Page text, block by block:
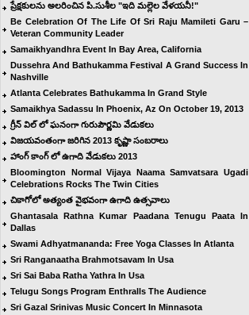
ప్రేక్షకులను అలరించిన పి.సుశీల "ఇది మల్లెల వేళయనీ!"
Be Celebration Of The Life Of Sri Raju Mamileti Garu –
Veteran Community Leader
Samaikhyandhra Event In Bay Area, California
Dussehra And Bathukamma Festival A Grand Success In
Nashville
Atlanta Celebrates Bathukamma In Grand Style
Samaikhya Sadassu In Phoenix, Az On October 19, 2013
గ్రీన్ విల్ లో ఘనంగా గురుపౌర్ణమి వేడుకలు
విజయవంతంగా జరిగిన 2013 కృష్ణా సంబరాలు
హాంగ్ కాంగ్ లో ఉగాది వేడుకలు 2013
Bloomington Normal Vijaya Naama Samvatsara Ugadi
Celebrations Rocks The Twin Cities
చికాగోలో అత్యంత వైభవంగా ఉగాది ఉత్సవాలు
Ghantasala Rathna Kumar Paadana Tenugu Paata In
Dallas
Swami Adhyatmananda: Free Yoga Classes In Atlanta
Sri Ranganaatha Brahmotsavam In Usa
Sri Sai Baba Ratha Yathra In Usa
Telugu Songs Program Enthralls The Audience
Sri Gazal Srinivas Music Concert In Minnasota